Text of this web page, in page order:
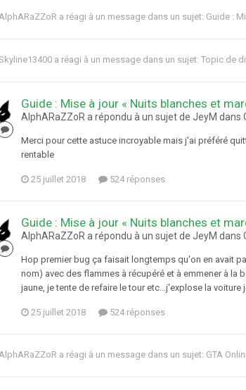
a réagi à un message dans un sujet: Guide :
a réagi à un message dans un sujet: Topic de
Guide : Mise à jour « Nuits blanches et
AlphARaZZoR a répondu à un sujet de JeyM dans
Merci pour cette astuce incroyable mais j'ai préféré
rentable
25 juillet 2018 524 réponses
Guide : Mise à jour « Nuits blanches et
AlphARaZZoR a répondu à un sujet de JeyM dans
Hop premier bug ça faisait longtemps qu'on en avait
nom) avec des flammes à récupéré et à emmener à la
jaune, je tente de refaire le tour etc...j'explose la
25 juillet 2018 524 réponses
a réagi à un message dans un sujet: GTA